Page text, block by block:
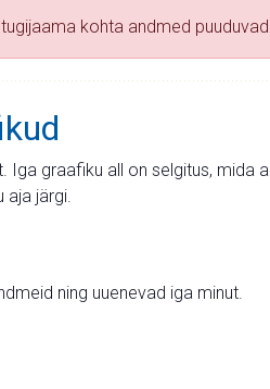
kohta andmed puuduvad
Iga graafiku all on selgitus, mida
järgi.
ning uuenevad iga minut.